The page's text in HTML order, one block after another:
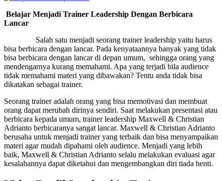
Belajar Menjadi Trainer Leadership Dengan Berbicara
Lancar
Salah satu menjadi seorang trainer leadership yaitu harus
bisa berbicara dengan lancar. Pada kenyataannya banyak yang tidak
bisa berbicara dengan lancar di depan umum, sehingga orang yang
mendengarnya kurang memahami. Apa yang terjadi bila audience
tidak memahami materi yang dibawakan? Tentu anda tidak bisa
dikatakan sebagai trainer.
Seorang trainer adalah orang yang bisa memotivasi dan membuat
orang dapat merubah dirinya sendiri. Saat melakukan presentasi atau
berbicara kepada umum, trainer leadership Maxwell & Christian
Adrianto berbicaranya sangat lancar. Maxwell & Christian Adrianto
berusaha untuk menjadi trainer yang terbaik dan bisa menyampaikan
materi agar mudah dipahami oleh audience. Menjadi yang lebih
baik, Maxwell & Christian Adrianto selalu melakukan evaluasi agar
kesalahannya dapat diketahui dan mengembangkan diri tiada henti.